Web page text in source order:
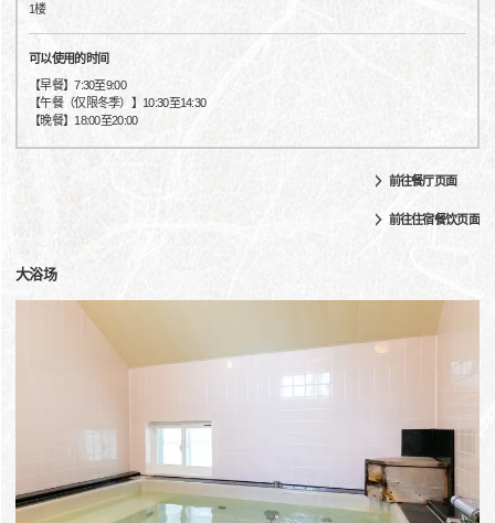
1楼
可以使用的时间
【早餐】7:30至9:00
【午餐（仅限冬季）】10:30至14:30
【晚餐】18:00至20:00
前往餐厅页面
前往住宿餐饮页面
大浴场